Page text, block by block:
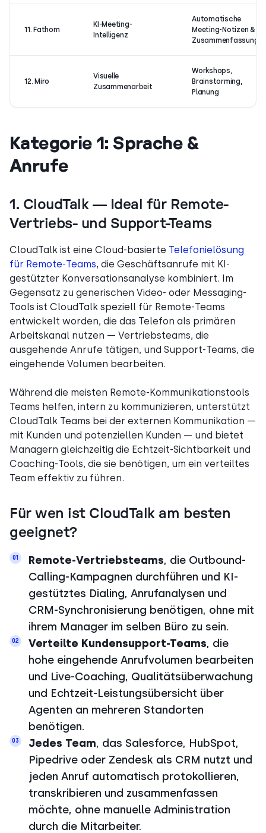
11. Fathom
KI-Meeting-
Intelligenz
Automatische
Meeting-Notizen & -
Zusammenfassungen
12. Miro
Visuelle
Zusammenarbeit
Workshops,
Brainstorming,
Planung
Kategorie 1: Sprache &
Anrufe
1. CloudTalk — Ideal für Remote-
Vertriebs- und Support-Teams
CloudTalk ist eine Cloud-basierte Telefonielösung
für Remote-Teams, die Geschäftsanrufe mit KI-
gestützter Konversationsanalyse kombiniert. Im
Gegensatz zu generischen Video- oder Messaging-
Tools ist CloudTalk speziell für Remote-Teams
entwickelt worden, die das Telefon als primären
Arbeitskanal nutzen — Vertriebsteams, die
ausgehende Anrufe tätigen, und Support-Teams, die
eingehende Volumen bearbeiten.
Während die meisten Remote-Kommunikationstools
Teams helfen, intern zu kommunizieren, unterstützt
CloudTalk Teams bei der externen Kommunikation —
mit Kunden und potenziellen Kunden — und bietet
Managern gleichzeitig die Echtzeit-Sichtbarkeit und
Coaching-Tools, die sie benötigen, um ein verteiltes
Team effektiv zu führen.
Für wen ist CloudTalk am besten
geeignet?
01 Remote-Vertriebsteams, die Outbound-
Calling-Kampagnen durchführen und KI-
gestütztes Dialing, Anrufanalysen und
CRM-Synchronisierung benötigen, ohne mit
ihrem Manager im selben Büro zu sein.
02 Verteilte Kundensupport-Teams, die
hohe eingehende Anrufvolumen bearbeiten
und Live-Coaching, Qualitätsüberwachung
und Echtzeit-Leistungsübersicht über
Agenten an mehreren Standorten
benötigen.
03 Jedes Team, das Salesforce, HubSpot,
Pipedrive oder Zendesk als CRM nutzt und
jeden Anruf automatisch protokollieren,
transkribieren und zusammenfassen
möchte, ohne manuelle Administration
durch die Mitarbeiter.